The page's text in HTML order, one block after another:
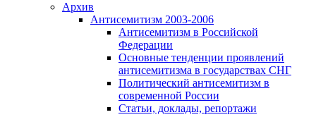
Архив
Антисемитизм 2003-2006
Антисемитизм в Российской
Федерации
Основные тенденции проявлений
антисемитизма в государствах СНГ
Политический антисемитизм в
современной России
Статьи, доклады, репортажи